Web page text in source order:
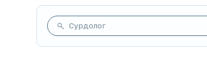
Сурдолог